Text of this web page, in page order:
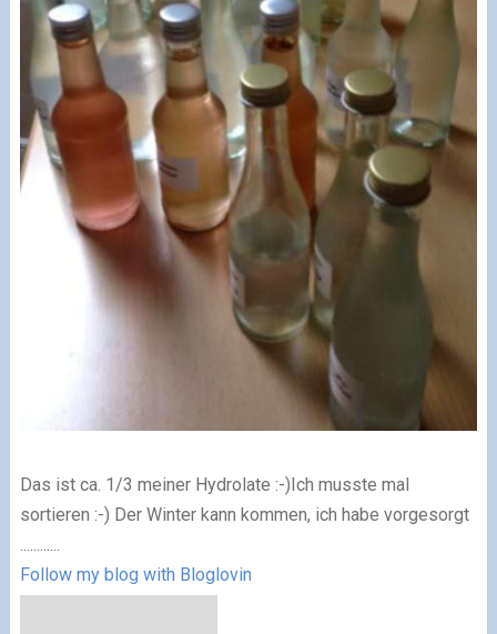
Das ist ca. 1/3 meiner Hydrolate :-)Ich musste mal
sortieren :-) Der Winter kann kommen, ich habe vorgesorgt
............
Follow my blog with Bloglovin